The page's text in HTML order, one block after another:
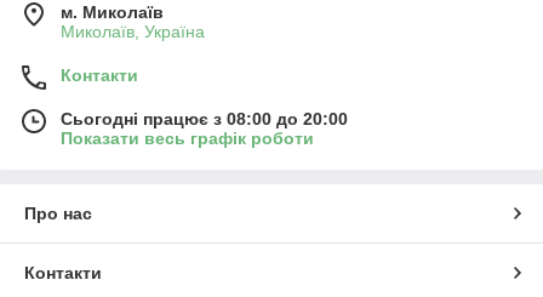
м. Миколаїв
Миколаїв, Україна
Контакти
Сьогодні працює з 08:00 до 20:00
Показати весь графік роботи
Про нас
Контакти